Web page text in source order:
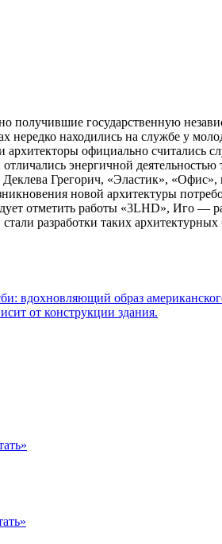
государственную
нередко находились на службе у
архитекторы официально считались
энергичной
Грегорич, «Эластик»,
новой архитектуры
отметить работы «3LHD», Иго
разработки таких
вдохновляющий образ
от конструкции здания.